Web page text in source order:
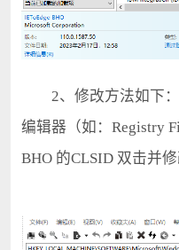
2、修改方法如下：
编辑器（如：Registry
BHO 的CLSID 双击并